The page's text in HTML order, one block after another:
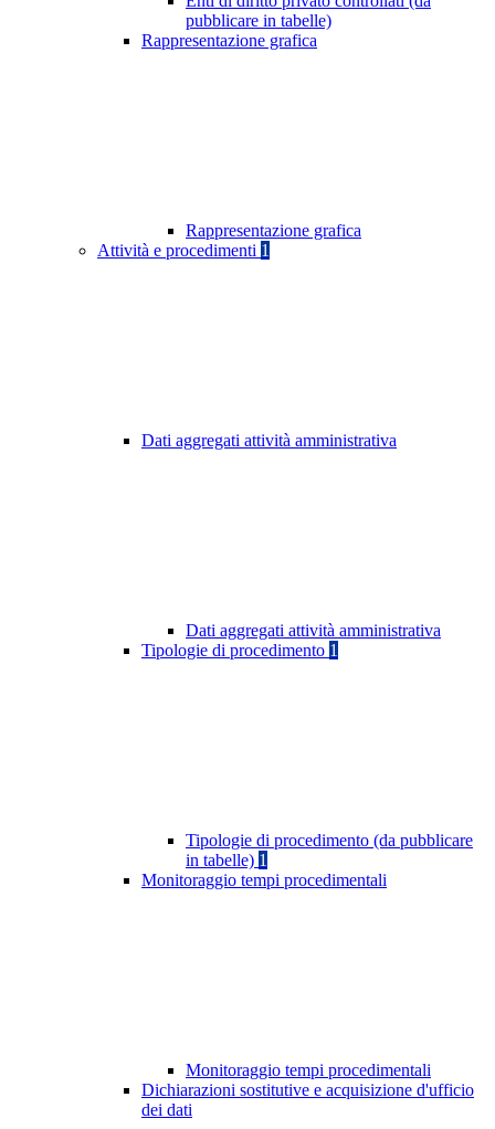
pubblicare in tabelle)
Rappresentazione grafica
Rappresentazione grafica
Attività e procedimenti 1
Dati aggregati attività amministrativa
Dati aggregati attività amministrativa
Tipologie di procedimento 1
Tipologie di procedimento (da pubblicare
in tabelle) 1
Monitoraggio tempi procedimentali
Monitoraggio tempi procedimentali
Dichiarazioni sostitutive e acquisizione d'ufficio
dei dati